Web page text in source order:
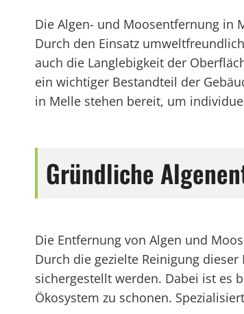
Die Algen- und Moosentfernung in
Durch den Einsatz
auch die Langlebigkeit der
ein wichtiger Bestandteil der
in Melle stehen bereit, um
Gründliche
Die Entfernung von Algen und
Durch die gezielte Reinigung
sichergestellt werden. Dabei ist es
Ökosystem zu schonen.